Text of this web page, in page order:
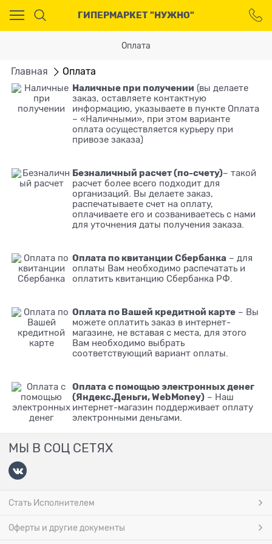
ГИПЕРМАРКЕТ "НУЖНО"
Оплата
Главная
Оплата
Наличные при получении (вы делаете
заказ, оставляете контактную
информацию, указываете в пункте Оплата
– «Наличными», при этом варианте
оплата осуществляется курьеру при
привозе заказа)
Безналичный расчет (по-счету)– такой
расчет более всего подходит для
организаций. Вы делаете заказ,
распечатываете счет на оплату,
оплачиваете его и созваниваетесь с нами
для уточнения даты получения заказа.
Оплата по квитанции Сбербанка – для
оплаты Вам необходимо распечатать и
оплатить квитанцию Сбербанка РФ.
Оплата по Вашей кредитной карте – Вы
можете оплатить заказ в интернет-
магазине, не вставая с места, для этого
Вам необходимо выбрать
соответствующий вариант оплаты.
Оплата с помощью электронных денег
(Яндекс.Деньги, WebMoney) – Наш
интернет-магазин поддерживает оплату
электронными деньгами.
МЫ В СОЦ СЕТЯХ
Стать Исполнителем
Оферты и другие документы
Ваш город - Москва,
угадали?